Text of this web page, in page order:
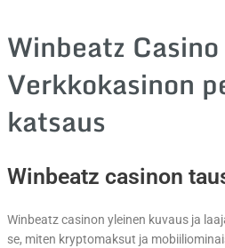
Winbeatz
Verkkokasinon
katsaus
Winbeatz casinon
Winbeatz casinon yleinen kuvaus ja
se, miten kryptomaksut ja